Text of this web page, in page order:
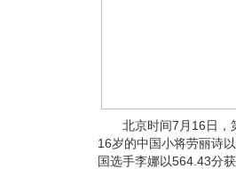
北京时间7月16日，第
16岁的中国小将劳丽诗
国选手李娜以564.43分